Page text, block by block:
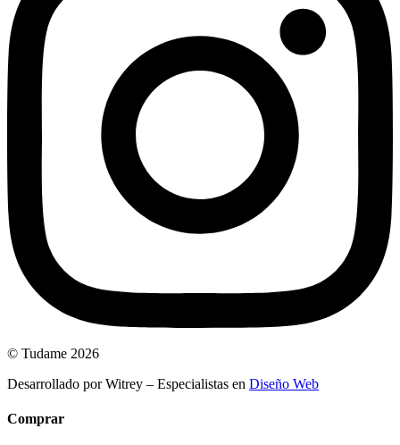
© Tudame 2026
Desarrollado por Witrey – Especialistas en Diseño Web
Comprar